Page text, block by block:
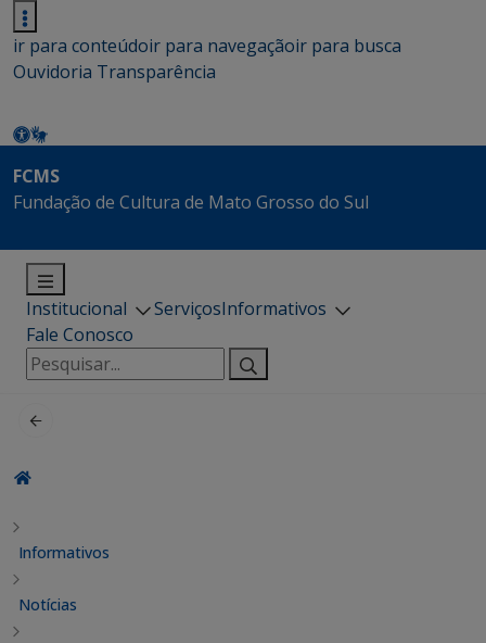
ir para conteúdoir para navegaçãoir para busca
Ouvidoria Transparência
FCMS
Fundação de Cultura de Mato Grosso do Sul
Institucional ServiçosInformativos
Fale Conosco
Pesquisar
por:
Informativos
Notícias